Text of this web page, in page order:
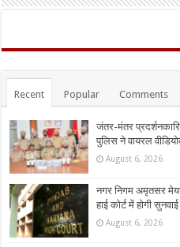
Recent Popular Comments
जंतर-मंतर
पुलिस ने वायरल
August 6, 2026
नगर निगम अमृतसर
हाई कोर्ट में होगी सुनवाई
August 6, 2026